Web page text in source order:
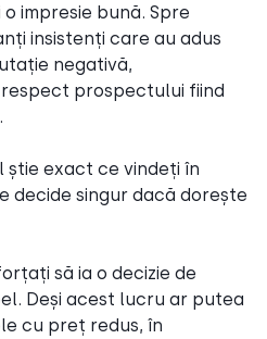
impresie bună. Spre
insistenți care au adus
negativă,
prospectului fiind
exact ce vindeți în
decide singur dacă dorește
să ia o decizie de
Deși acest lucru ar putea
cu preț redus, în